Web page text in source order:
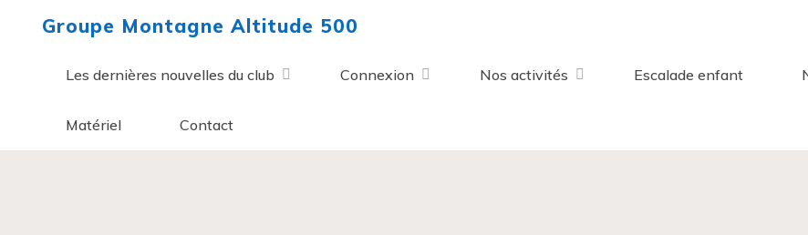
Groupe Montagne Altitude 500
Les dernières nouvelles du club Connexion Nos activités Escalade enfant
Matériel Contact